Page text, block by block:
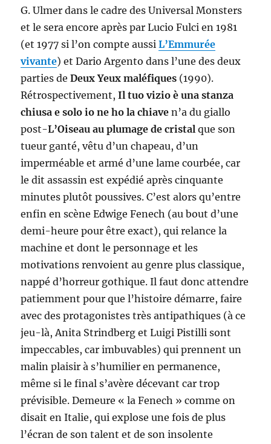
G. Ulmer dans le cadre des Universal Monsters
et le sera encore après par Lucio Fulci en 1981
(et 1977 si l’on compte aussiL’Emmurée
vivante) et Dario Argento dans l’une des deux
parties deDeux Yeux maléfiques (1990).
Rétrospectivement,Il tuo vizio è una stanza
chiusa e solo io ne ho la chiave n’a du giallo
post-L’Oiseau au plumage de cristal que son
tueur ganté, vêtu d’un chapeau, d’un
imperméable et armé d’une lame courbée, car
le dit assassin est expédié après cinquante
minutes plutôt poussives. C’est alors qu’entre
enfin en scène Edwige Fenech (au bout d’une
demi-heure pour être exact), qui relance la
machine et dont le personnage et les
motivations renvoient au genre plus classique,
nappé d’horreur gothique. Il faut donc attendre
patiemment pour que l’histoire démarre, faire
avec des protagonistes très antipathiques (à ce
jeu-là, Anita Strindberg et Luigi Pistilli sont
impeccables, car imbuvables) qui prennent un
malin plaisir à s’humilier en permanence,
même si le final s’avère décevant car trop
prévisible. Demeure « la Fenech » comme on
disait en Italie, qui explose une fois de plus
l’écran de son talent et de son insolente